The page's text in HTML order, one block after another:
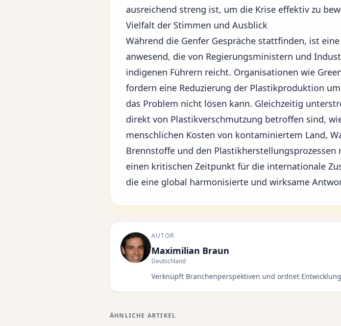
ausreichend streng ist, um die Krise effektiv zu
Vielfalt der Stimmen und Ausblick
Während die Genfer Gespräche stattfinden, ist
anwesend, die von Regierungsministern und
indigenen Führern reicht. Organisationen wie
fordern eine Reduzierung der Plastikproduktion
das Problem nicht lösen kann. Gleichzeitig
direkt von Plastikverschmutzung betroffen sind,
menschlichen Kosten von kontaminiertem Land,
Brennstoffe und den
einen kritischen Zeitpunkt für die internationale
die eine global harmonisierte und wirksame
AUTOR
Maximilian Braun
Deutschland
Verknüpft Branchenperspektiven und ordnet
ÄHNLICHE ARTIKEL